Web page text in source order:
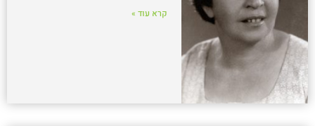
קרא עוד »